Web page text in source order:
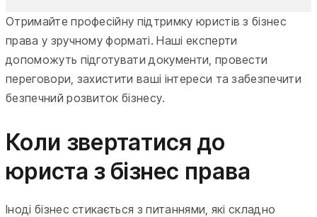
Отримайте професійну підтримку юристів з бізнес
права у зручному форматі. Наші експерти
допоможуть підготувати документи, провести
переговори, захистити ваші інтереси та забезпечити
безпечний розвиток бізнесу.
Коли звертатися до
юриста з бізнес права
Іноді бізнес стикається з питаннями, які складно